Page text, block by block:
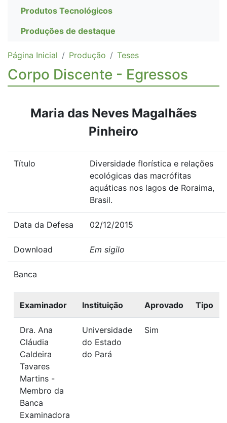
Produtos Tecnológicos
Produções de destaque
Página Inicial Produção Teses
Corpo Discente - Egressos
Maria das Neves Magalhães
Pinheiro
Título
Diversidade florística e relações
ecológicas das macrófitas
aquáticas nos lagos de Roraima,
Brasil.
Data da Defesa 02/12/2015
Download Em sigilo
Banca
Examinador Instituição Aprovado Tipo
Dra. Ana
Cláudia
Caldeira
Tavares
Martins -
Membro da
Banca
Examinadora
Universidade
do Estado
do Pará
Sim